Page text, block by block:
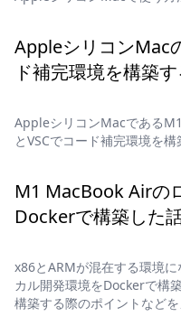
AppleシリコンMac
ド補完環境を構築す
AppleシリコンMacである
とVSCでコード補完環境を構
M1 MacBook Airの
Dockerで構築した
x86とARMが混在する環境
カル開発環境をDockerで構
構築する際のポイントなどを